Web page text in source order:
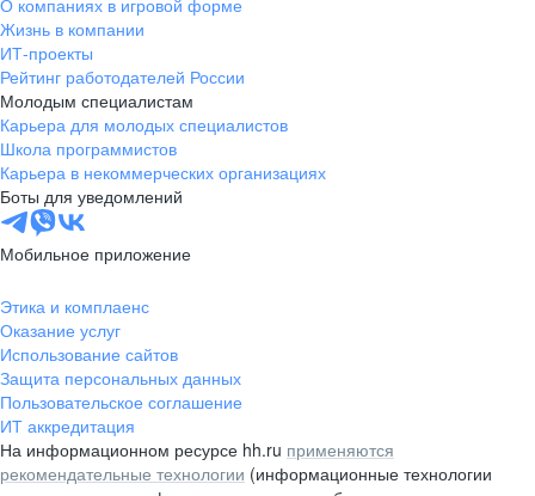
О компаниях в игровой форме
Жизнь в компании
ИТ-проекты
Рейтинг работодателей России
Молодым специалистам
Карьера для молодых специалистов
Школа программистов
Карьера в некоммерческих организациях
Боты для уведомлений
Мобильное приложение
Этика и комплаенс
Оказание услуг
Использование сайтов
Защита персональных данных
Пользовательское соглашение
ИТ аккредитация
На информационном ресурсе hh.ru применяются
рекомендательные технологии (информационные технологии